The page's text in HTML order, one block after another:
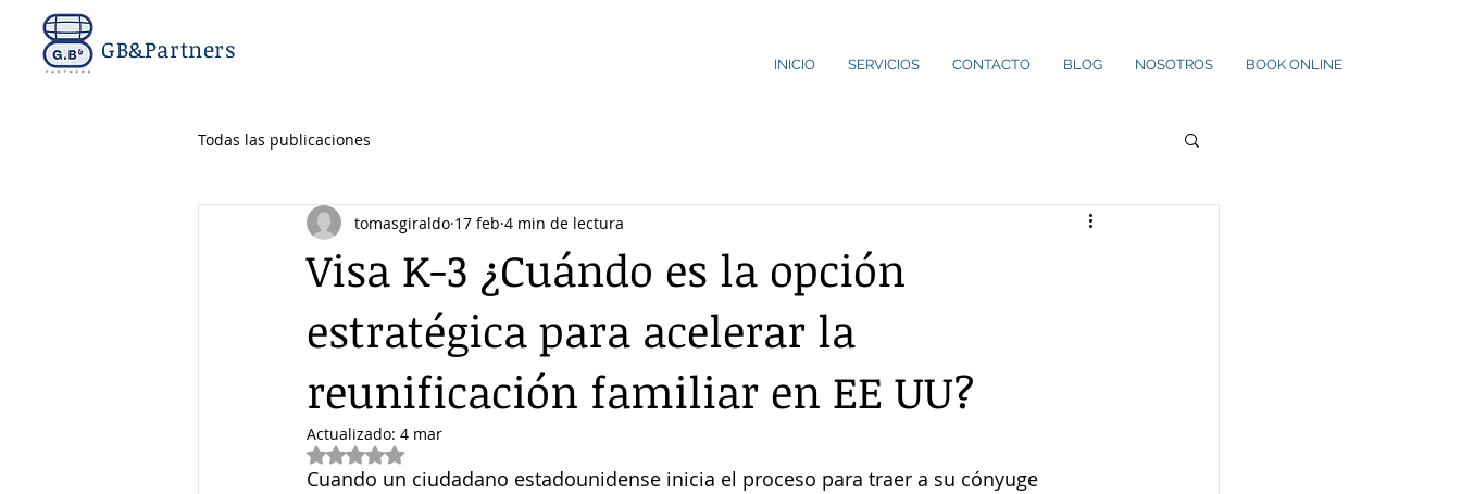
GB&Partners
INICIO SERVICIOS CONTACTO BLOG NOSOTROS BOOK ONLINE
Todas las publicaciones
Visa K-3 ¿Cuándo es la opción
estratégica para acelerar la
reunificación familiar en EE UU?
tomasgiraldo 17 feb 4 min de lectura
Actualizado: 4 mar
Obtuvo NaN de 5 estrellas.
Cuando un ciudadano estadounidense inicia el proceso para traer a su cónyuge